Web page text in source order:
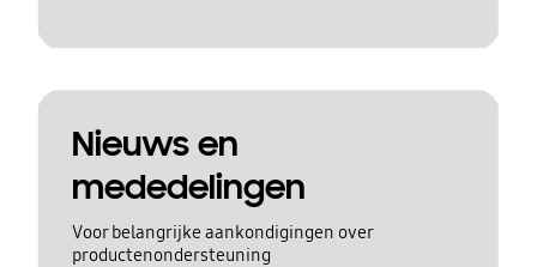
Nieuws en
mededelingen
Voor belangrijke aankondigingen over
productenondersteuning